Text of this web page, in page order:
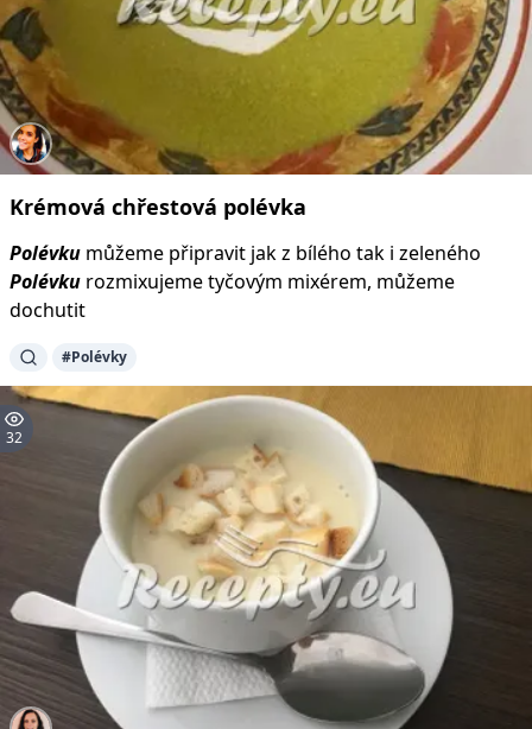
Krémová chřestová polévka
Polévku můžeme připravit jak z bílého tak i zeleného
Polévku rozmixujeme tyčovým mixérem, můžeme
dochutit
#Polévky
32